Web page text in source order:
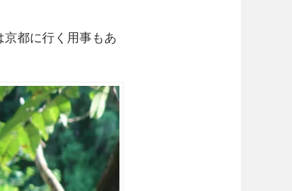
都に行く用事もあ